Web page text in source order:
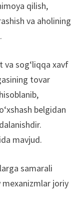
qilish,
va aholining
sog‘liqqa xavf
tovar
belgidan
mavjud.
samarali
joriy